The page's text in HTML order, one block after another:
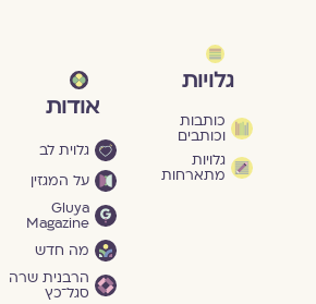
גלויות
כותבות
וכותבים
גלויות
מתארחות
אודות
גלוית לב
על המגזין
Gluya
Magazine
מה חדש
הרבנית שרה
סגל־כץ